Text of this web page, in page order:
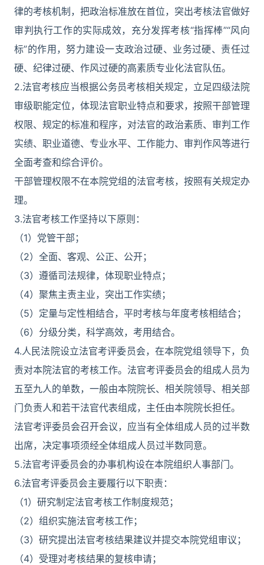
律的考核机制，把政治标准放在首位，突出考核法官做好
审判执行工作的实际成效，充分发挥考核“指挥棒”“风向
标”的作用，努力建设一支政治过硬、业务过硬、责任过
硬、纪律过硬、作风过硬的高素质专业化法官队伍。
2.法官考核应当根据公务员考核相关规定，立足四级法院
审级职能定位，体现法官职业特点和要求，按照干部管理
权限、规定的标准和程序，对法官的政治素质、审判工作
实绩、职业道德、专业水平、工作能力、审判作风等进行
全面考查和综合评价。
干部管理权限不在本院党组的法官考核，按照有关规定办
理。
3.法官考核工作坚持以下原则：
（1）党管干部；
（2）全面、客观、公正、公开；
（3）遵循司法规律，体现职业特点；
（4）聚焦主责主业，突出工作实绩；
（5）定量与定性相结合，平时考核与年度考核相结合；
（6）分级分类，科学高效，考用结合。
4.人民法院设立法官考评委员会，在本院党组领导下，负
责对本院法官的考核工作。法官考评委员会的组成人员为
五至九人的单数，一般由本院院长、相关院领导、相关部
门负责人和若干法官代表组成，主任由本院院长担任。
法官考评委员会召开会议，应当有全体组成人员的过半数
出席，决定事项须经全体组成人员过半数同意。
5.法官考评委员会的办事机构设在本院组织人事部门。
6.法官考评委员会主要履行以下职责：
（1）研究制定法官考核工作制度规范；
（2）组织实施法官考核工作；
（3）研究提出法官考核结果建议并提交本院党组审议；
（4）受理对考核结果的复核申请；